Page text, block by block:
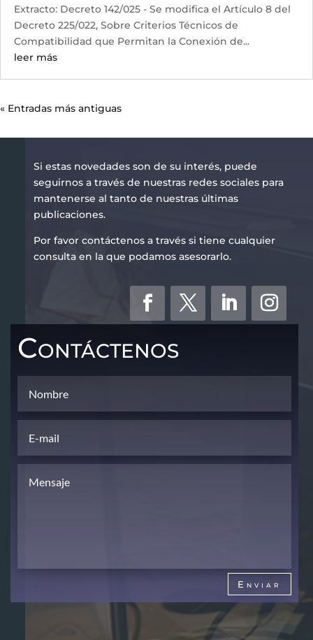
Extracto: Decreto 142/025 - Se modifica el Artículo 8 del
Decreto 225/022, Sobre Criterios Técnicos de
Compatibilidad que Permitan la Conexión de...
leer más
« Entradas más antiguas
Si estas novedades son de su interés, puede
seguirnos a través de nuestras redes sociales para
mantenerse al tanto de nuestras últimas
publicaciones.
Por favor contáctenos a través si tiene cualquier
consulta en la que podamos asesorarlo.
Contáctenos
Enviar